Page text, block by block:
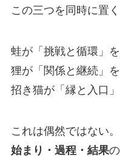
この三つを同時に置
蛙が「挑戦と循環」を
狸が「関係と継続」を
招き猫が「縁と入口」
これは偶然ではない。
始まり・過程・結果